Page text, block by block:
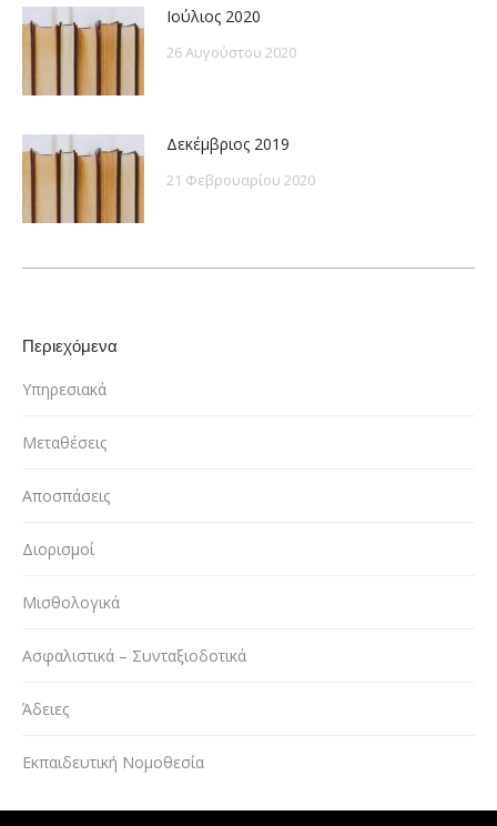
Ιούλιος 2020
26 Αυγούστου 2020
Δεκέμβριος 2019
21 Φεβρουαρίου 2020
Περιεχόμενα
Υπηρεσιακά
Μεταθέσεις
Αποσπάσεις
Διορισμοί
Μισθολογικά
Ασφαλιστικά – Συνταξιοδοτικά
Άδειες
Εκπαιδευτική Νομοθεσία